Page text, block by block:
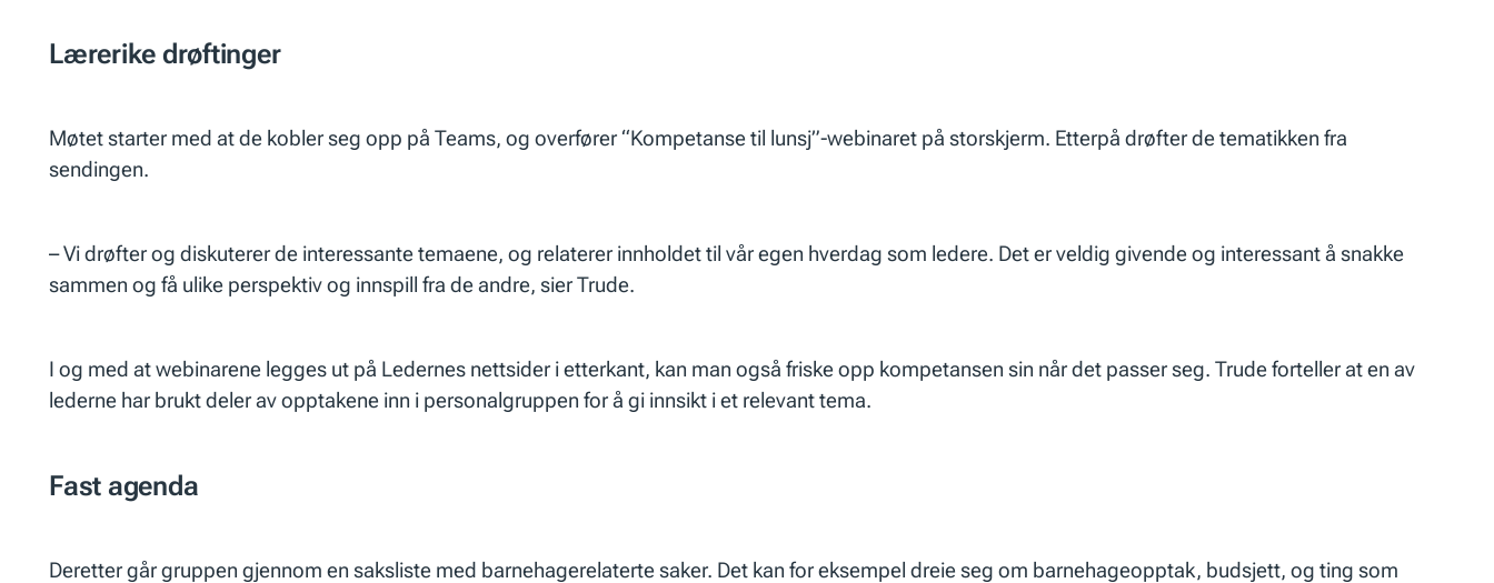
Lærerike drøftinger
Møtet starter med at de kobler seg opp på Teams, og overfører “Kompetanse til lunsj”-webinaret på storskjerm. Etterpå drøfter de tematikken fra
sendingen.
– Vi drøfter og diskuterer de interessante temaene, og relaterer innholdet til vår egen hverdag som ledere. Det er veldig givende og interessant å snakke
sammen og få ulike perspektiv og innspill fra de andre, sier Trude.
I og med at webinarene legges ut på Ledernes nettsider i etterkant, kan man også friske opp kompetansen sin når det passer seg. Trude forteller at en av
lederne har brukt deler av opptakene inn i personalgruppen for å gi innsikt i et relevant tema.
Fast agenda
Deretter går gruppen gjennom en saksliste med barnehagerelaterte saker. Det kan for eksempel dreie seg om barnehageopptak, budsjett, og ting som